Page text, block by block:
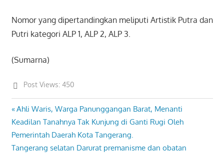
Nomor yang dipertandingkan meliputi Artistik Putra dan
Putri kategori ALP 1, ALP 2, ALP 3.
(Sumarna)
Post Views: 450
Post
navigation
Previous
Post:
Ahli Waris, Warga Panunggangan Barat, Menanti
Keadilan Tanahnya Tak Kunjung di Ganti Rugi Oleh
Pemerintah Daerah Kota Tangerang.
Next
Tangerang selatan Darurat premanisme dan obatan